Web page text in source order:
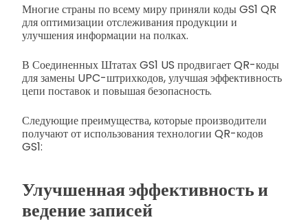
Многие страны по всему миру приняли коды GS1 QR
для оптимизации отслеживания продукции и
улучшения информации на полках.
В Соединенных Штатах GS1 US продвигает QR-коды
для замены UPC-штрихкодов, улучшая эффективность
цепи поставок и повышая безопасность.
Следующие преимущества, которые производители
получают от использования технологии QR-кодов
GS1:
Улучшенная эффективность и
ведение записей